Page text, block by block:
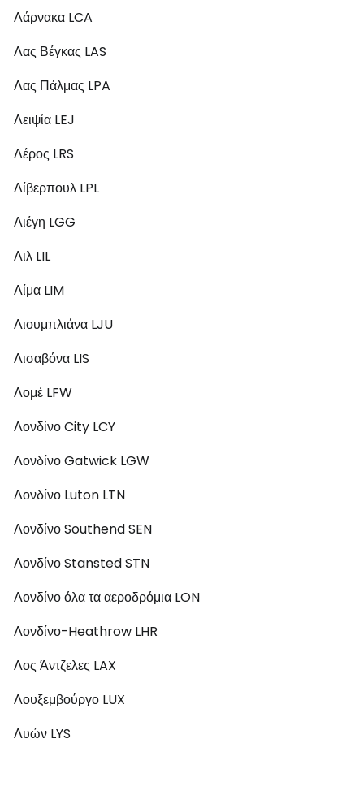
Λάρνακα LCA
Λας Βέγκας LAS
Λας Πάλμας LPA
Λειψία LEJ
Λέρος LRS
Λίβερπουλ LPL
Λιέγη LGG
Λιλ LIL
Λίμα LIM
Λιουμπλιάνα LJU
Λισαβόνα LIS
Λομέ LFW
Λονδίνο City LCY
Λονδίνο Gatwick LGW
Λονδίνο Luton LTN
Λονδίνο Southend SEN
Λονδίνο Stansted STN
Λονδίνο όλα τα αεροδρόμια LON
Λονδίνο-Heathrow LHR
Λος Άντζελες LAX
Λουξεμβούργο LUX
Λυών LYS